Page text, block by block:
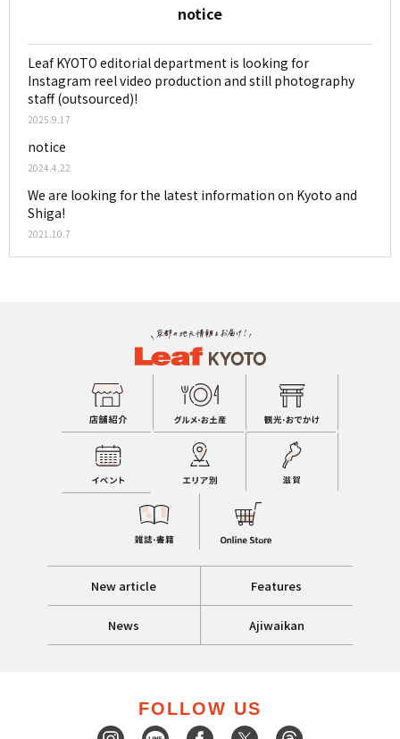
notice
Leaf KYOTO editorial department is looking for
Instagram reel video production and still photography
staff (outsourced)!
2025.9.17
notice
2024.4.22
We are looking for the latest information on Kyoto and
Shiga!
2021.10.7
New article Features
News Ajiwaikan
FOLLOW US